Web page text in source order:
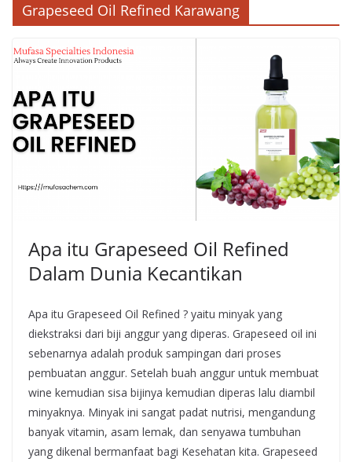
Grapeseed Oil Refined Karawang
Apa itu Grapeseed Oil Refined
Dalam Dunia Kecantikan
Apa itu Grapeseed Oil Refined ? yaitu minyak yang
diekstraksi dari biji anggur yang diperas. Grapeseed oil ini
sebenarnya adalah produk sampingan dari proses
pembuatan anggur. Setelah buah anggur untuk membuat
wine kemudian sisa bijinya kemudian diperas lalu diambil
minyaknya. Minyak ini sangat padat nutrisi, mengandung
banyak vitamin, asam lemak, dan senyawa tumbuhan
yang dikenal bermanfaat bagi Kesehatan kita. Grapeseed